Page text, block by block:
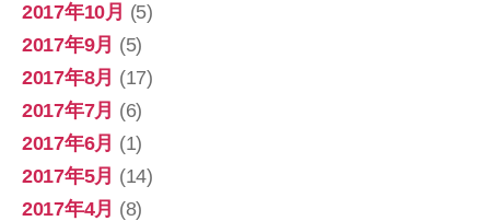
2017年10月 (5)
2017年9月 (5)
2017年8月 (17)
2017年7月 (6)
2017年6月 (1)
2017年5月 (14)
2017年4月 (8)